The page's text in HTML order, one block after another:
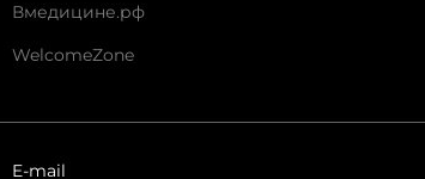
Вмедицине.рф
WelcomeZone
E-mail